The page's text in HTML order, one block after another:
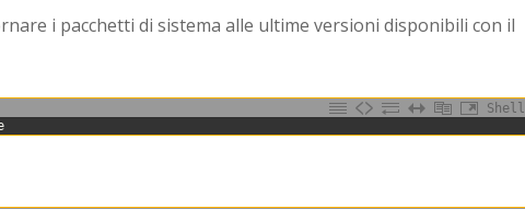
i pacchetti di sistema alle ultime versioni disponibili con il
Shell